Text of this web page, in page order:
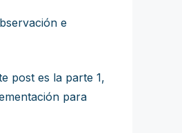
e
post es la parte 1,
para